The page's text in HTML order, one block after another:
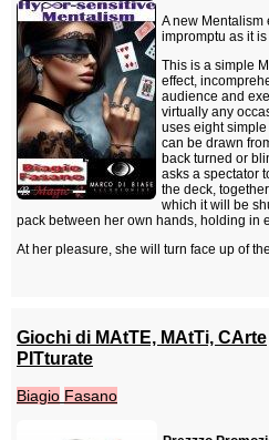
A new Mentalism
impromptu as it
This is a simple
effect,
audience and
virtually any
uses eight
can be drawn
back turned or
asks a spectator
the deck,
which it will be
pack between her own hands, holding in
At her pleasure, she will turn face up of
Giochi di MAtTE, MAtTi, CArte
PITturate
Biagio Fasano